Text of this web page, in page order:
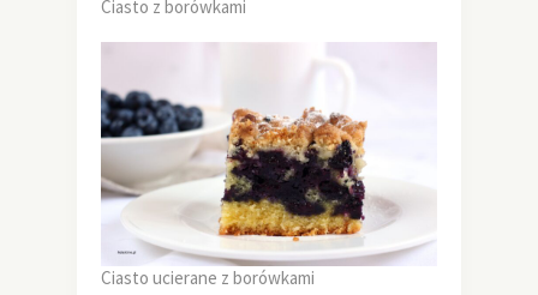
Ciasto z borówkami
Ciasto ucierane z borówkami